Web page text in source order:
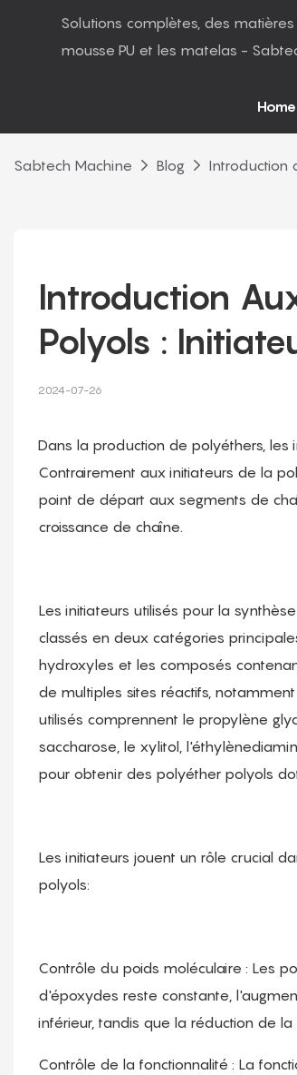
Solutions complètes, des
mousse PU et les matelas -
Home
Sabtech Machine Blog Introduction
Introduction
Polyols :
2024-07-26
Dans la production de polyéthers,
Contrairement aux initiateurs de la
point de départ aux segments de
croissance de chaîne.
Les initiateurs utilisés pour la
classés en deux catégories
hydroxyles et les composés
de multiples sites réactifs,
utilisés comprennent le propylène
saccharose, le xylitol,
pour obtenir des polyéther polyols
Les initiateurs jouent un rôle crucial
polyols:
Contrôle du poids moléculaire : Les
d'époxydes reste constante,
inférieur, tandis que la réduction de
Contrôle de la fonctionnalité : La